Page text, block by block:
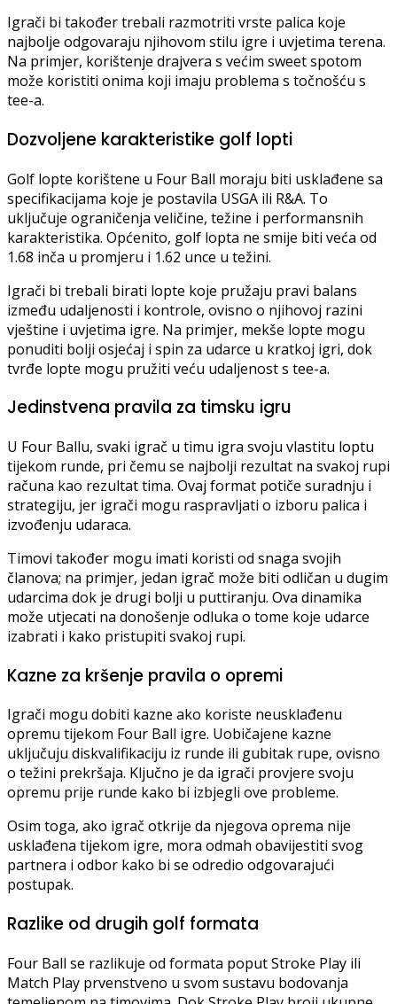
Igrači bi također trebali razmotriti vrste palica koje
najbolje odgovaraju njihovom stilu igre i uvjetima terena.
Na primjer, korištenje drajvera s većim sweet spotom
može koristiti onima koji imaju problema s točnošću s
tee-a.
Dozvoljene karakteristike golf lopti
Golf lopte korištene u Four Ball moraju biti usklađene sa
specifikacijama koje je postavila USGA ili R&A. To
uključuje ograničenja veličine, težine i performansnih
karakteristika. Općenito, golf lopta ne smije biti veća od
1.68 inča u promjeru i 1.62 unce u težini.
Igrači bi trebali birati lopte koje pružaju pravi balans
između udaljenosti i kontrole, ovisno o njihovoj razini
vještine i uvjetima igre. Na primjer, mekše lopte mogu
ponuditi bolji osjećaj i spin za udarce u kratkoj igri, dok
tvrđe lopte mogu pružiti veću udaljenost s tee-a.
Jedinstvena pravila za timsku igru
U Four Ballu, svaki igrač u timu igra svoju vlastitu loptu
tijekom runde, pri čemu se najbolji rezultat na svakoj rupi
računa kao rezultat tima. Ovaj format potiče suradnju i
strategiju, jer igrači mogu raspravljati o izboru palica i
izvođenju udaraca.
Timovi također mogu imati koristi od snaga svojih
članova; na primjer, jedan igrač može biti odličan u dugim
udarcima dok je drugi bolji u puttiranju. Ova dinamika
može utjecati na donošenje odluka o tome koje udarce
izabrati i kako pristupiti svakoj rupi.
Kazne za kršenje pravila o opremi
Igrači mogu dobiti kazne ako koriste neusklađenu
opremu tijekom Four Ball igre. Uobičajene kazne
uključuju diskvalifikaciju iz runde ili gubitak rupe, ovisno
o težini prekršaja. Ključno je da igrači provjere svoju
opremu prije runde kako bi izbjegli ove probleme.
Osim toga, ako igrač otkrije da njegova oprema nije
usklađena tijekom igre, mora odmah obavijestiti svog
partnera i odbor kako bi se odredio odgovarajući
postupak.
Razlike od drugih golf formata
Four Ball se razlikuje od formata poput Stroke Play ili
Match Play prvenstveno u svom sustavu bodovanja